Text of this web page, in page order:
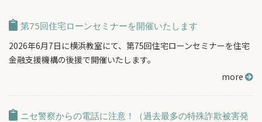
第75回住宅ローンセミナーを開催いたします
2026年6月7日に横浜教室にて、第75回住宅ローンセミナーを住宅
金融支援機構の後援で開催いたします。
more
ニセ警察からの電話に注意！（過去最多の特殊詐欺被害発